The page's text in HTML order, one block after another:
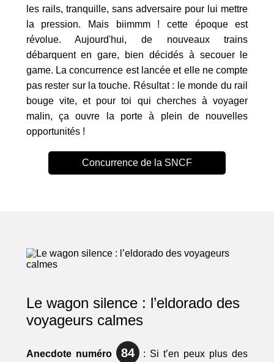
les rails, tranquille, sans adversaire pour lui mettre
la pression. Mais biimmm ! cette époque est
révolue. Aujourd'hui, de nouveaux trains
débarquent en gare, bien décidés à secouer le
game. La concurrence est lancée et elle ne compte
pas rester sur la touche. Résultat : le monde du rail
bouge vite, et pour toi qui cherches à voyager
malin, ça ouvre la porte à plein de nouvelles
opportunités !
Concurrence de la SNCF
Le wagon silence : l’eldorado des
voyageurs calmes
Anecdote numéro 84 : Si t’en peux plus des